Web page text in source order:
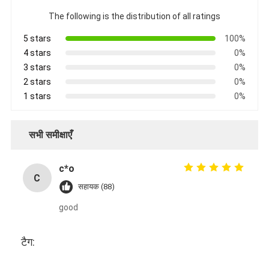
The following is the distribution of all ratings
5 stars
100%
4 stars
0%
3 stars
0%
2 stars
0%
1 stars
0%
सभी समीक्षाएँ
C
c*o
सहायक (88)
good
टैग: